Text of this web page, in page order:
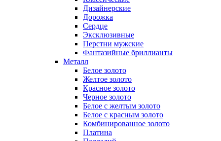
Дизайнерские
Дорожка
Сердце
Эксклюзивные
Перстни мужские
Фантазийные бриллианты
Металл
Белое золото
Желтое золото
Красное золото
Черное золото
Белое с желтым золото
Белое с красным золото
Комбинированное золото
Платина